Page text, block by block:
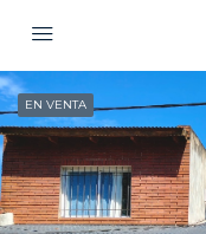
EN VENTA